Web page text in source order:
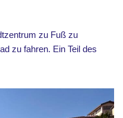
zu Fuß zu
zu fahren. Ein Teil des